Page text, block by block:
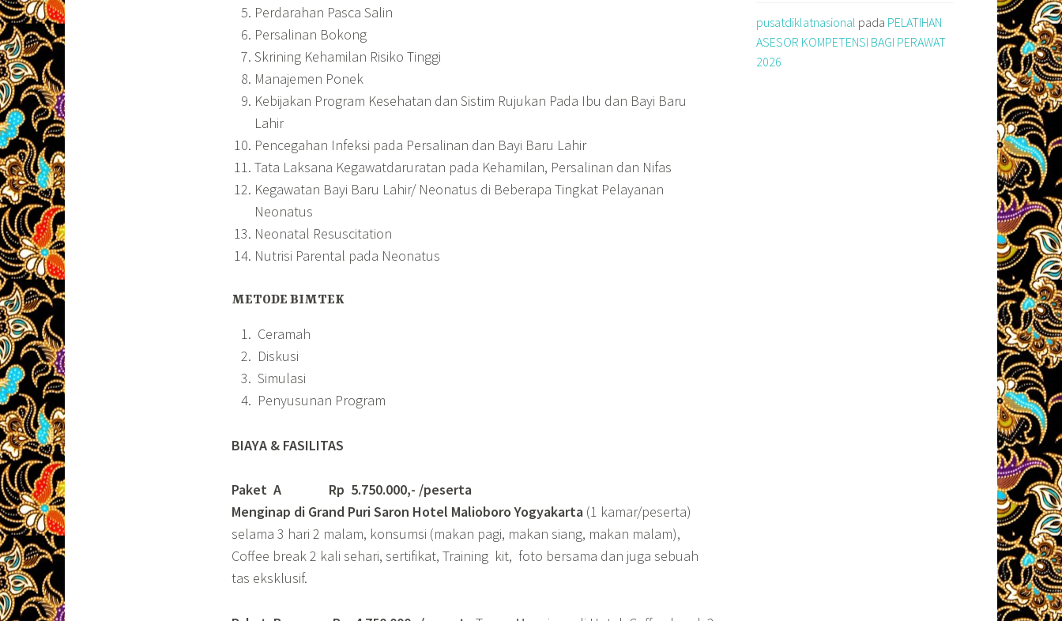
Perdarahan Pasca Salin
Persalinan Bokong
Skrining Kehamilan Risiko Tinggi
Manajemen Ponek
Kebijakan Program Kesehatan dan Sistim Rujukan Pada Ibu dan Bayi Baru
Lahir
Pencegahan Infeksi pada Persalinan dan Bayi Baru Lahir
Tata Laksana Kegawatdaruratan pada Kehamilan, Persalinan dan Nifas
Kegawatan Bayi Baru Lahir/ Neonatus di Beberapa Tingkat Pelayanan
Neonatus
Neonatal Resuscitation
Nutrisi Parental pada Neonatus
METODE BIMTEK
Ceramah
Diskusi
Simulasi
Penyusunan Program
BIAYA & FASILITAS
Paket A Rp 5.750.000,- /peserta
Menginap di Grand Puri Saron Hotel Malioboro Yogyakarta (1 kamar/peserta)
selama 3 hari 2 malam, konsumsi (makan pagi, makan siang, makan malam),
Coffee break 2 kali sehari, sertifikat, Training kit, foto bersama dan juga sebuah
tas eksklusif.
pusatdiklatnasional pada PELATIHAN
ASESOR KOMPETENSI BAGI PERAWAT
2026